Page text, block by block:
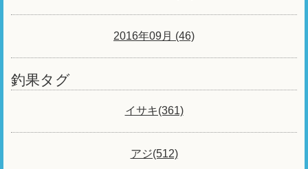
2016年09月 (46)
釣果タグ
イサキ(361)
アジ(512)